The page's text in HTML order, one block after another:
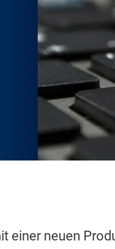
einer neuen